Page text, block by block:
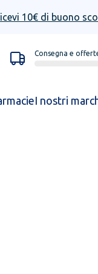
10€ di buono
Consegna e
I nostri